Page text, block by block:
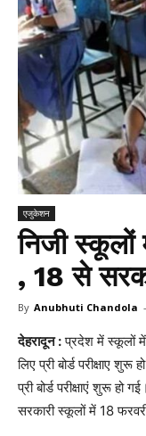
एजुकेशन
निजी स्कूलों
, 18 से
By Anubhuti Chandola -
देहरादून :प्रदेश में स्कूलों में
लिए प्री बोर्ड परीक्षाए
प्री बोर्ड परीक्षाएं शुरू
सरकारी स्कूलों में 18